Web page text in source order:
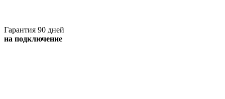
Гарантия 90 дней
на подключение